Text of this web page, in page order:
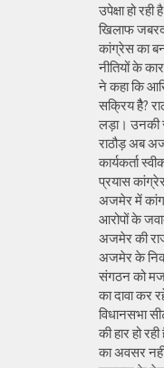
उपेक्षा हो
खिलाफ
कांग्रेस का
नीतियों के
ने कहा कि
सक्रिय हैै?
लड़ा। उनकी
राठौड़ अब
कार्यकर्ता
प्रयास
अजमेर में
आरोपों के
अजमेर की
अजमेर के
संगठन को
का दावा कर
विधानसभा
की हार हो
का अवसर